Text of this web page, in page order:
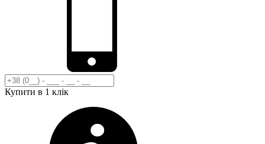
Купити в 1 клік